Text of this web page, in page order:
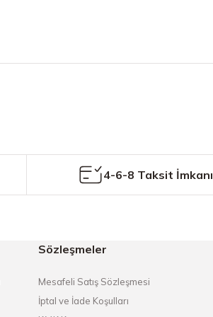
4-6-8 Taksit İmkanı
Sözleşmeler
Mesafeli Satış Sözleşmesi
İptal ve İade Koşulları